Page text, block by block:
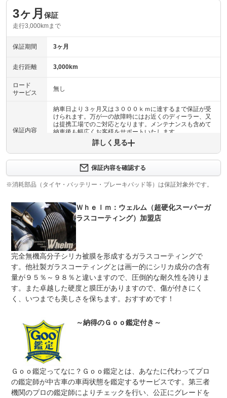
3ヶ月 保証
走行3,000kmまで
保証期間 3ヶ月
走行距離 3,000km
ロード
サービス
無し
保証内容
納車日より３ヶ月又は３０００ｋｍに達するまで保証が受
けられます。万が一の故障時にはお近くのディーラー、又
は提携工場でのご対応となります。メンテナンスも含めて
納車後も幅広くお客様をサポートいたします。
上限金額 -
免責金 無し
保証修理
受付先
-
法定整備
整備付 法定12ヶ月または法定24ヶ月点検整備付
※車検なし・車検整備付の場合は法定24ヶ月点検整備付
※商用車は6ヶ月または12ヶ月点検整備付
《法定整備》 ■法定２４ヶ月または１２ヶ月点検整備■厳
届けいたします。
詳しく見る
保証内容を確認する
※消耗部品（タイヤ・バッテリー・ブレーキパッド等）は保証対象外です。
Ｗｈｅｌｍ：ウェルム（超硬化スーパーガ
ラスコーティング）加盟店
完全無機高分子シリカ被膜を形成するガラスコーティングで
す。他社製ガラスコーティングとは画一的にシリカ成分の含有
量が９５％～９８％と違いますので、圧倒的な耐久性を誇りま
す。また卓越した硬度と膜圧がありますので、傷が付きにく
く、いつまでも美しさを保ちます。おすすめです！
～納得のＧｏｏ鑑定付き～
Ｇｏｏ鑑定ってなに？Ｇｏｏ鑑定とは、あなたに代わってプロ
の鑑定師が中古車の車両状態を鑑定するサービスです。第三者
機関のプロの鑑定師によりチェックを行い、公正にグレードを